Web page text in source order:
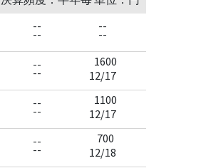
--
--
--
--
--
--
1600
12/17
--
--
1100
12/17
--
--
700
12/18